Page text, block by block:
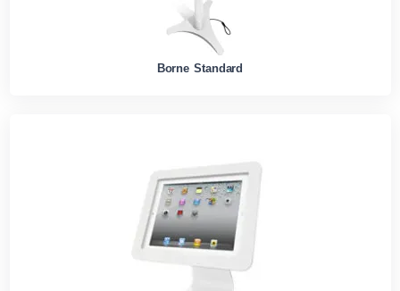
Borne Standard